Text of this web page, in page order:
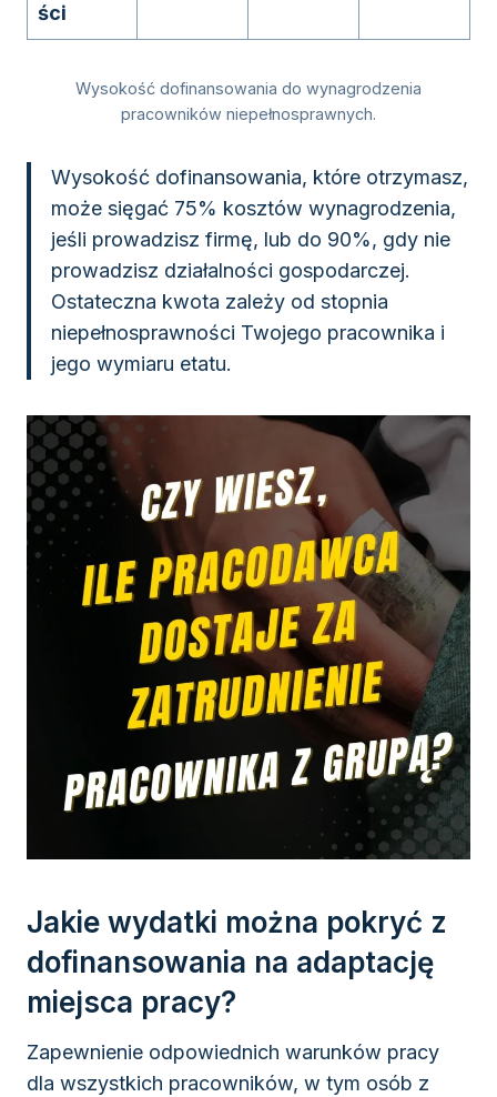
ści
Wysokość dofinansowania do wynagrodzenia
pracowników niepełnosprawnych.
Wysokość dofinansowania, które otrzymasz,
może sięgać 75% kosztów wynagrodzenia,
jeśli prowadzisz firmę, lub do 90%, gdy nie
prowadzisz działalności gospodarczej.
Ostateczna kwota zależy od stopnia
niepełnosprawności Twojego pracownika i
jego wymiaru etatu.
Jakie wydatki można pokryć z
dofinansowania na adaptację
miejsca pracy?
Zapewnienie odpowiednich warunków pracy
dla wszystkich pracowników, w tym osób z